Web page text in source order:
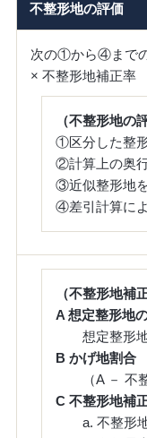
不整形地の評価
次の①から④まで
× 不整形地補正率
（不整形地の
①区分した整
②計算上の奥
③近似整形地
④差引計算に
（不整形地補
A 想定整形地
想定整形地
B かげ地割合
（A － 不整
C 不整形地補
a. 不整形地